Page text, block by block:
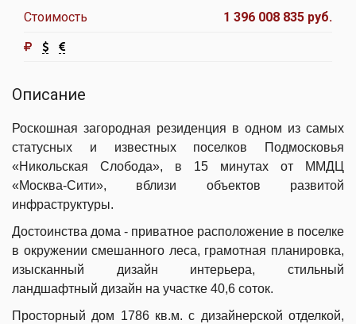
Стоимость 1 396 008 835 руб.
Описание
Роскошная загородная резиденция в одном из самых
статусных и известных поселков Подмосковья
«Никольская Слобода», в 15 минутах от ММДЦ
«Москва-Сити», вблизи объектов развитой
инфраструктуры.
Достоинства дома - приватное расположение в поселке
в окружении смешанного леса, грамотная планировка,
изысканный дизайн интерьера, стильный
ландшафтный дизайн на участке 40,6 соток.
Просторный дом 1786 кв.м. с дизайнерской отделкой,